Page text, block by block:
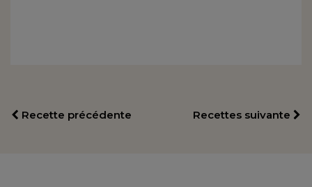
Recette précédente Recettes suivante